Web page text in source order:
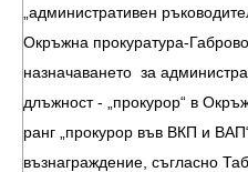
„административен
Окръжна прокуратура-
назначаването за
длъжност - „прокурор“ в
ранг „прокурор във ВКП и
възнаграждение, съгласно